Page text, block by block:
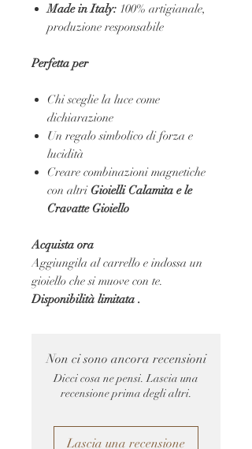
Made in Italy: 100% artigianale,
produzione responsabile
Perfetta per
Chi sceglie la luce come
dichiarazione
Un regalo simbolico di forza e
lucidità
Creare combinazioni magnetiche
con altri Gioielli Calamita e le
Cravatte Gioiello
Acquista ora
Aggiungila al carrello e indossa un
gioiello che si muove con te.
Disponibilità limitata .
Non ci sono ancora recensioni
Dicci cosa ne pensi. Lascia una
recensione prima degli altri.
Lascia una recensione